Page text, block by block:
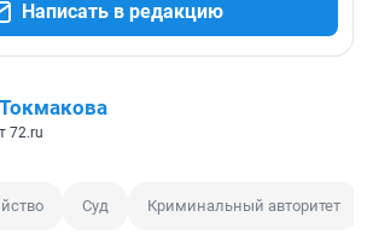
Написать в редакцию
72.ru
Суд Криминальный авторитет